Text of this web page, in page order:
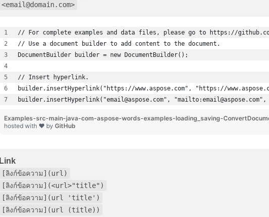
<email@domain.com>
// For complete examples and data files, please go to https://
// Use a document builder to add content to the document.
DocumentBuilder builder = new DocumentBuilder();
// Insert hyperlink.
builder.insertHyperlink("https://www.aspose.com", "https://
builder.insertHyperlink("email@aspose.com",
Examples-src-main-java-com-aspose-words-examples-loading_saving-
hosted with ❤ by GitHub
Link
[ลิงก์ข้อความ](url)
[ลิงก์ข้อความ](<url>"title")
[ลิงก์ข้อความ](url 'title')
[ลิงก์ข้อความ](url (title))